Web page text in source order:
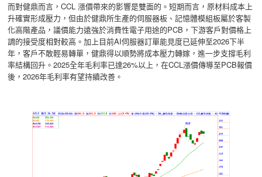
而對健鼎而言，CCL 漲價帶來的影響是雙面的。短期而言，原材料成本上
升確實形成壓力，但由於健鼎所生產的伺服器板、記憶體模組板屬於客製
化高階產品，議價能力遠強於消費性電子用途的PCB，下游客戶對價格上
調的接受度相對較高。加上目前AI伺服器訂單能見度已延伸至2026下半
年，客戶不敢輕易轉單，健鼎得以順勢將成本壓力轉嫁，進一步支撐毛利
率結構回升。2025全年毛利率已達26%以上，在CCL漲價傳導至PCB報價
後，2026年毛利率有望持續改善。